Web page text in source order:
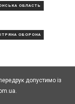
ОБЛАСТЬ
ОБОРОНА
допустимо із